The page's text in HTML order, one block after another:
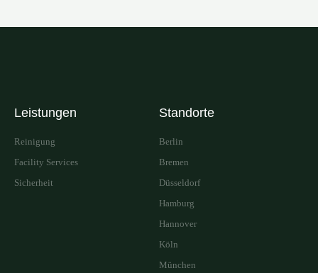
Leistungen
Reinigung
Facility Services
Sicherheit
Standorte
Berlin
Bremen
Düsseldorf
Hamburg
Hannover
Köln
München